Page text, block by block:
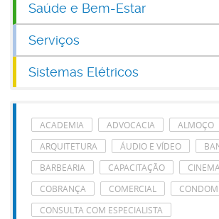
Saúde e Bem-Estar
Serviços
Sistemas Elétricos
ACADEMIA ADVOCACIA
ALMOÇO
ARQUITETURA
ÁUDIO E VÍDEO
BARBEARIA
CAPACITAÇÃO
CINEMA
COBRANÇA
COMERCIAL
CONSULTA COM ESPECIALISTA